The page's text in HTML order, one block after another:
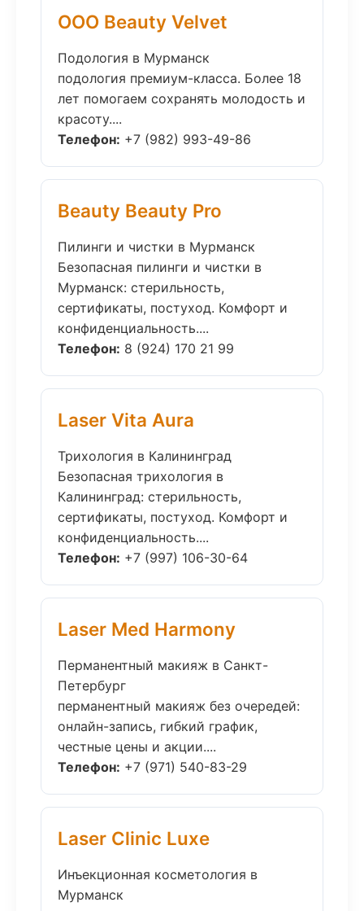
ООО Beauty Velvet
Подология в Мурманск
подология премиум-класса. Более 18
лет помогаем сохранять молодость и
красоту....
Телефон: +7 (982) 993-49-86
Beauty Beauty Pro
Пилинги и чистки в Мурманск
Безопасная пилинги и чистки в
Мурманск: стерильность,
сертификаты, постуход. Комфорт и
конфиденциальность....
Телефон: 8 (924) 170 21 99
Laser Vita Aura
Трихология в Калининград
Безопасная трихология в
Калининград: стерильность,
сертификаты, постуход. Комфорт и
конфиденциальность....
Телефон: +7 (997) 106-30-64
Laser Med Harmony
Перманентный макияж в Санкт-
Петербург
перманентный макияж без очередей:
онлайн-запись, гибкий график,
честные цены и акции....
Телефон: +7 (971) 540-83-29
Laser Clinic Luxe
Инъекционная косметология в
Мурманск